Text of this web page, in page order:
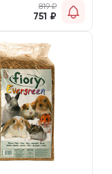
819₽
751 ₽